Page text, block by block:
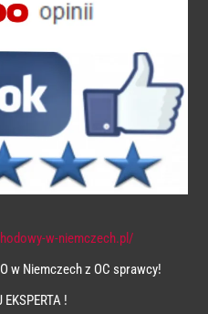
w-niemczech.pl/
w Niemczech z OC sprawcy!
!